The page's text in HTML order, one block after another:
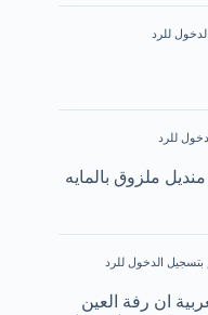
للرد
للرد
ملزوق بالمايه
بتسجيل الدخول للرد
ان رفة العين